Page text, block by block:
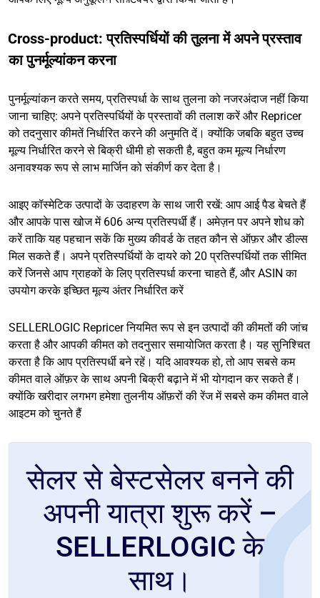
Cross-product: प्रतिस्पर्धियों की तुलना में अपने प्रस्ताव
का पुनर्मूल्यांकन करना
पुनर्मूल्यांकन करते समय, प्रतिस्पर्धा के साथ तुलना को नजरअंदाज नहीं किया
जाना चाहिए: अपने प्रतिस्पर्धियों के प्रस्तावों की तलाश करें और Repricer
को तदनुसार कीमतें निर्धारित करने की अनुमति दें। क्योंकि जबकि बहुत उच्च
मूल्य निर्धारित करने से बिक्री धीमी हो सकती है, बहुत कम मूल्य निर्धारण
अनावश्यक रूप से लाभ मार्जिन को संकीर्ण कर देता है।
आइए कॉस्मेटिक उत्पादों के उदाहरण के साथ जारी रखें: आप आई पैड बेचते हैं
और आपके पास खोज में 606 अन्य प्रतिस्पर्धी हैं। अमेज़न पर अपने शोध को
करें ताकि यह पहचान सकें कि मुख्य कीवर्ड के तहत कौन से ऑफ़र और डील्स
मिल सकते हैं। अपने प्रतिस्पर्धियों के दायरे को 20 प्रतिस्पर्धियों तक सीमित
करें जिनसे आप ग्राहकों के लिए प्रतिस्पर्धा करना चाहते हैं, और ASIN का
उपयोग करके इच्छित मूल्य अंतर निर्धारित करें
SELLERLOGIC Repricer नियमित रूप से इन उत्पादों की कीमतों की जांच
करता है और आपकी कीमत को तदनुसार समायोजित करता है। यह सुनिश्चित
करता है कि आप प्रतिस्पर्धी बने रहें। यदि आवश्यक हो, तो आप सबसे कम
कीमत वाले ऑफ़र के साथ अपनी बिक्री बढ़ाने में भी योगदान कर सकते हैं।
क्योंकि खरीदार लगभग हमेशा तुलनीय ऑफ़रों की रेंज में सबसे कम कीमत वाले
आइटम को चुनते हैं
सेलर से बेस्टसेलर बनने की
अपनी यात्रा शुरू करें –
SELLERLOGIC के
साथ।